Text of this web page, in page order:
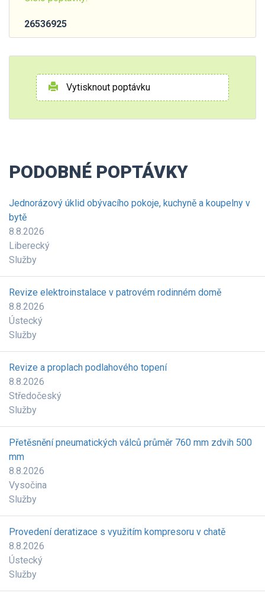
26536925
Vytisknout poptávku
PODOBNÉ POPTÁVKY
Jednorázový úklid obývacího pokoje, kuchyně a koupelny v
bytě
8.8.2026
Liberecký
Služby
Revize elektroinstalace v patrovém rodinném domě
8.8.2026
Ústecký
Služby
Revize a proplach podlahového topení
8.8.2026
Středočeský
Služby
Přetěsnění pneumatických válců průměr 760 mm zdvih 500
mm
8.8.2026
Vysočina
Služby
Provedení deratizace s využitím kompresoru v chatě
8.8.2026
Ústecký
Služby